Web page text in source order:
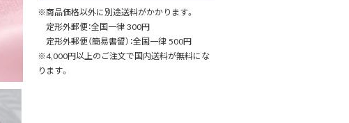
※商品価格以外に別途送料がかかります。
定形外郵便：全国一律 300円
定形外郵便（簡易書留）：全国一律 500円
※4,000円以上のご注文で国内送料が無料にな
ります。